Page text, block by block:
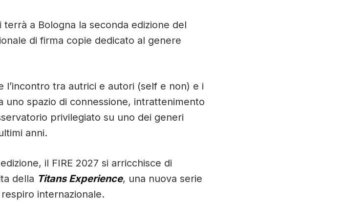
a Bologna la seconda edizione del
di firma copie dedicato al genere
l’incontro tra autrici e autori (self e non) e i
uno spazio di connessione, intrattenimento
privilegiato su uno dei generi
anni.
il FIRE 2027 si arricchisce di
della Titans Experience, una nuova serie
internazionale.